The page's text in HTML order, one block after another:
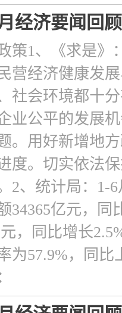
经济要闻回顾
策1、《求是》
营经济健康发
社会环境都十
业公平的发展
。用好新增地
度。切实依法
2、统计局：1-
34365亿元，同
，同比增长
为57.9%，同比